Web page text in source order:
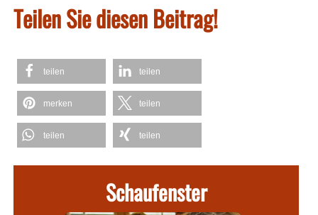
Teilen Sie diesen Beitrag!
teilen teilen
merken teilen
teilen teilen
Schaufenster